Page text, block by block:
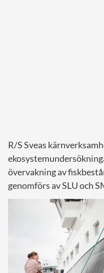
R/S Sveas
övervakning av
genomförs av SLU och